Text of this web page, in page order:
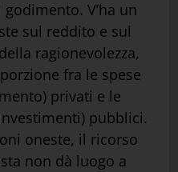
V’ha un
sul reddito e sul
ragionevolezza,
fra le spese
privati e le
pubblici.
oneste, il ricorso
non dà luogo a